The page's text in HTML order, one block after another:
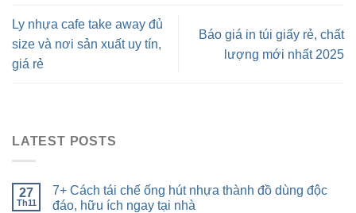
Ly nhựa cafe take away đủ
size và nơi sản xuất uy tín,
giá rẻ
Báo giá in túi giấy rẻ, chất
lượng mới nhất 2025
LATEST POSTS
27
Th11
7+ Cách tái chế ống hút nhựa thành đồ dùng độc
đáo, hữu ích ngay tại nhà